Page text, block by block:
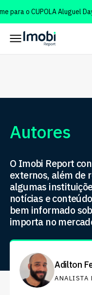
para o CUPOLA Aluguel Day
Autores
O Imobi Report
externos, além de
algumas
notícias e
bem informado
importa no
Adilton
ANALISTA